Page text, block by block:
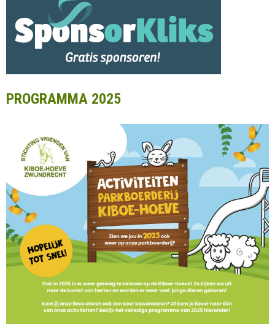
PROGRAMMA 2025